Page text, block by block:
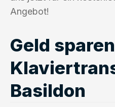
Angebot!
Geld
Basildon